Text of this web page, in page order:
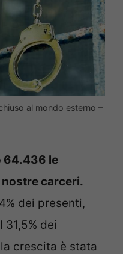
al mondo esterno –
64.436 le
carceri.
dei presenti,
dei
crescita è stata